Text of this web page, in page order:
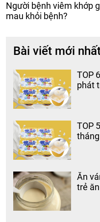
Người bệnh viêm khớp
mau khỏi bệnh?
Bài viết mới
TOP
phát
TOP
Ăn
trẻ